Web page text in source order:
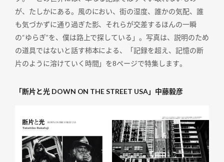
が、たしかにある。風のにおい、街の湿度、誰かの気配、誰
も気づかずに通り過ぎた影、それらが交差するほんの一瞬
の“ゆらぎ”を、僕は路上で探している」。写真は、説明のため
の道具ではないと話す柿本による、「記録を超え、記憶の断
片のように溶けていく時間」を8ページで特集します。
「断片と光 DOWN ON THE STREET USA」中藤毅彦